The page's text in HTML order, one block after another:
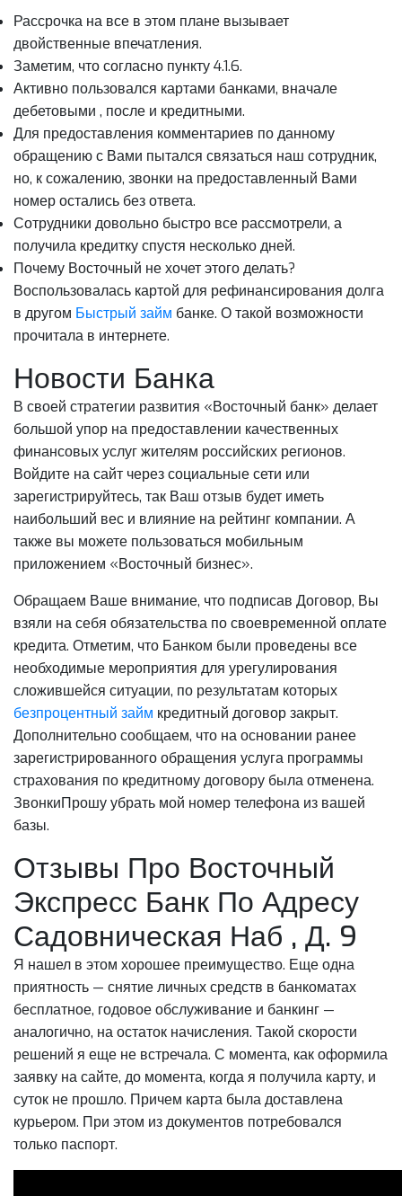
Рассрочка на все в этом плане вызывает
двойственные впечатления.
Заметим, что согласно пункту 4.1.6.
Активно пользовался картами банками, вначале
дебетовыми , после и кредитными.
Для предоставления комментариев по данному
обращению с Вами пытался связаться наш сотрудник,
но, к сожалению, звонки на предоставленный Вами
номер остались без ответа.
Сотрудники довольно быстро все рассмотрели, а
получила кредитку спустя несколько дней.
Почему Восточный не хочет этого делать?
Воспользовалась картой для рефинансирования долга
в другом Быстрый займ банке. О такой возможности
прочитала в интернете.
Новости Банка
В своей стратегии развития «Восточный банк» делает
большой упор на предоставлении качественных
финансовых услуг жителям российских регионов.
Войдите на сайт через социальные сети или
зарегистрируйтесь, так Ваш отзыв будет иметь
наибольший вес и влияние на рейтинг компании. А
также вы можете пользоваться мобильным
приложением «Восточный бизнес».
Обращаем Ваше внимание, что подписав Договор, Вы
взяли на себя обязательства по своевременной оплате
кредита. Отметим, что Банком были проведены все
необходимые мероприятия для урегулирования
сложившейся ситуации, по результатам которых
безпроцентный займ кредитный договор закрыт.
Дополнительно сообщаем, что на основании ранее
зарегистрированного обращения услуга программы
страхования по кредитному договору была отменена.
ЗвонкиПрошу убрать мой номер телефона из вашей
базы.
Отзывы Про Восточный
Экспресс Банк По Адресу
Садовническая Наб , Д. 9
Я нашел в этом хорошее преимущество. Еще одна
приятность — снятие личных средств в банкоматах
бесплатное, годовое обслуживание и банкинг —
аналогично, на остаток начисления. Такой скорости
решений я еще не встречала. С момента, как оформила
заявку на сайте, до момента, когда я получила карту, и
суток не прошло. Причем карта была доставлена
курьером. При этом из документов потребовался
только паспорт.